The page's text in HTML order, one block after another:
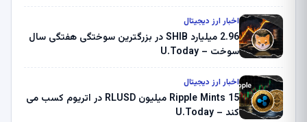
اخبار ارز دیجیتال
2.96 میلیارد SHIB در بزرگترین سوختگی هفتگی سال
سوخت – U.Today
اخبار ارز دیجیتال
Ripple Mints 15 میلیون RLUSD در اتریوم کسب می
کند – U.Today